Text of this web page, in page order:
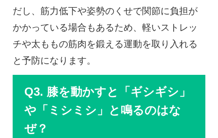
だし、筋力低下や姿勢のくせで関節に負担が
かかっている場合もあるため、軽いストレッ
チや太ももの筋肉を鍛える運動を取り入れる
と予防になります。
Q3. 膝を動かすと「ギシギシ」
や「ミシミシ」と鳴るのはな
ぜ？